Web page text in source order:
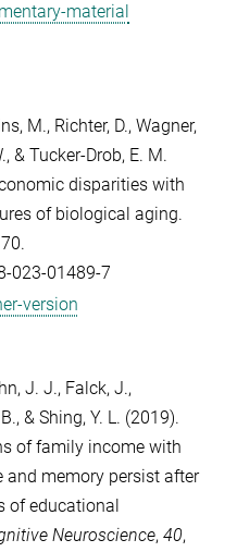
material
M., Richter, D., Wagner,
, & Tucker-Drob, E. M.
disparities with
of biological aging.
023-01489-7
version
J. J., Falck, J.,
, & Shing, Y. L. (2019).
of family income with
memory persist after
of educational
Neuroscience, 40,